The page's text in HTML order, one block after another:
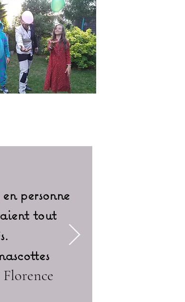
personne
tout
Florence